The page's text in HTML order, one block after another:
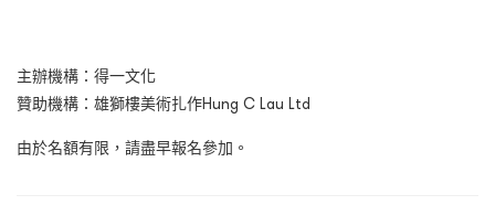
主辦機構：得一文化
贊助機構：雄獅樓美術扎作Hung C Lau Ltd
由於名額有限，請盡早報名參加。